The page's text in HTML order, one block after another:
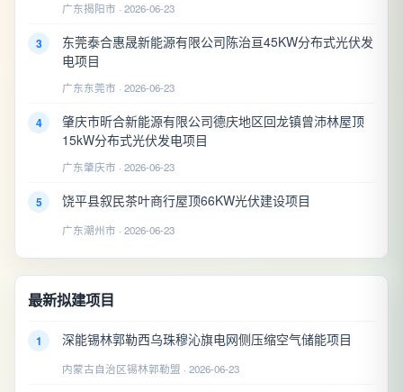
广东揭阳市 · 2026-06-23
3
东莞泰合惠晟新能源有限公司陈治亘45KW分布式光伏发
电项目
广东东莞市 · 2026-06-23
4
肇庆市昕合新能源有限公司德庆地区回龙镇曾沛林屋顶
15kW分布式光伏发电项目
广东肇庆市 · 2026-06-23
5 饶平县叙民茶叶商行屋顶66KW光伏建设项目
广东潮州市 · 2026-06-23
最新拟建项目
1 深能锡林郭勒西乌珠穆沁旗电网侧压缩空气储能项目
内蒙古自治区锡林郭勒盟 · 2026-06-23